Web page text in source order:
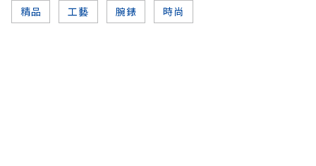
精品 工藝 腕錶 時尚